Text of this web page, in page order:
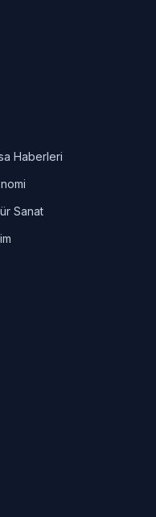
Haberleri
Sanat